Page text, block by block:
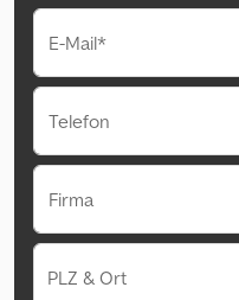
E-Mail*
Telefon
Firma
PLZ & Ort